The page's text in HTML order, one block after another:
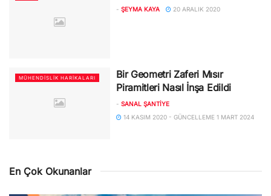
- ŞEYMA KAYA 20 ARALIK 2020
MÜHENDISLIK HARIKALARI
Bir Geometri Zaferi Mısır
Piramitleri Nasıl İnşa Edildi
- SANAL ŞANTIYE
14 KASIM 2020 - GÜNCELLEME 1 MART 2024
En Çok Okunanlar